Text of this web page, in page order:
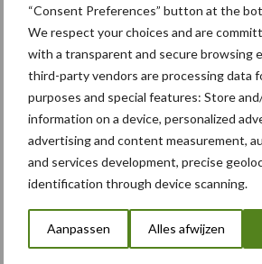
“Consent Preferences” button at the
We respect your choices and are
with a transparent and secure browsing
third-party vendors are processing data
purposes and special features: Store
information on a device, personalized
advertising and content measurement,
and services development, precise
identification through device scanning.
Aanpassen Alles afwijzen
Aanbevolen voor jou!
Fendt 313 van
van kelderbouw
laden
Het oranje neusje